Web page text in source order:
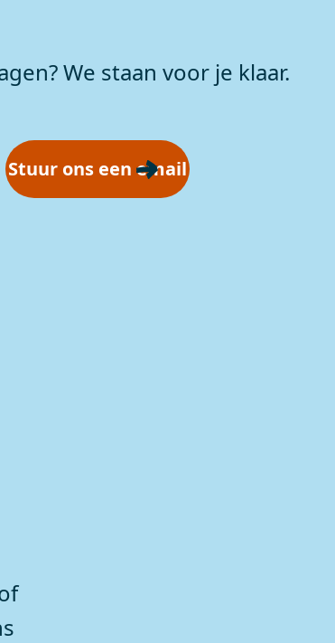
We staan voor je klaar.
Stuur ons een email